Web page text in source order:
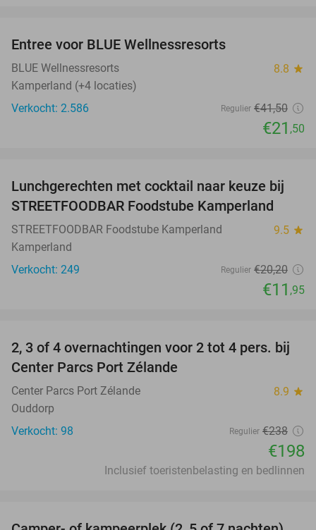
Entree voor BLUE Wellnessresorts
BLUE Wellnessresorts 8.8 star
Kamperland (+4 locaties)
Verkocht: 2.586
Regulier €41,50
€21 ,50
41%
Lunchgerechten met cocktail naar keuze bij
STREETFOODBAR Foodstube Kamperland
STREETFOODBAR Foodstube Kamperland 9.5 star
Kamperland
Verkocht: 249
Regulier €20,20
€11 ,95
17%
2, 3 of 4 overnachtingen voor 2 tot 4 pers. bij
Center Parcs Port Zélande
Center Parcs Port Zélande 8.9 star
Ouddorp
Verkocht: 98
Regulier €238
€198
Inclusief toeristenbelasting en bedlinnen